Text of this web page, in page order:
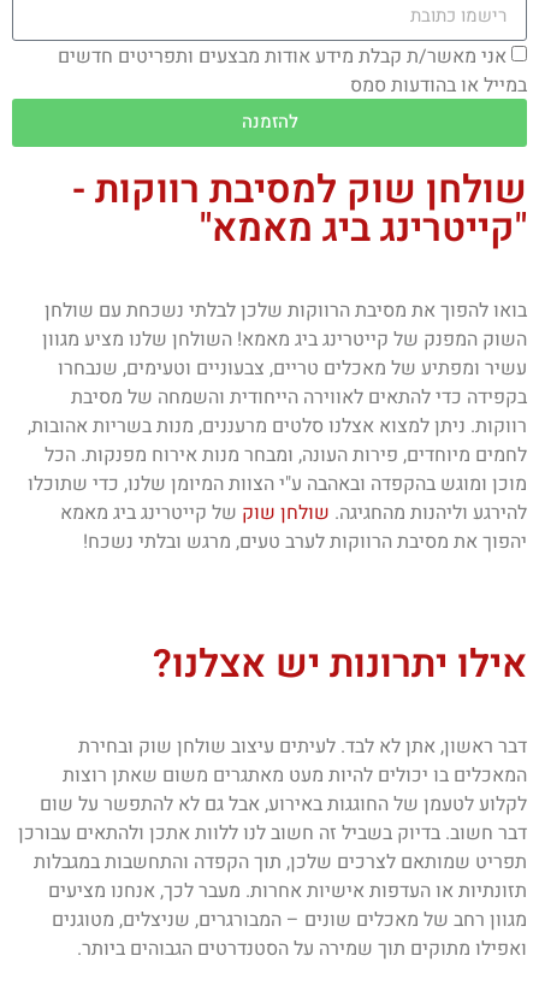
אני מאשר/ת קבלת מידע אודות מבצעים ותפריטים חדשים
במייל או בהודעות סמס
להזמנה
שולחן שוק למסיבת רווקות -
"קייטרינג ביג מאמא"
בואו להפוך את מסיבת הרווקות שלכן לבלתי נשכחת עם שולחן
השוק המפנק של קייטרינג ביג מאמא! השולחן שלנו מציע מגוון
עשיר ומפתיע של מאכלים טריים, צבעוניים וטעימים, שנבחרו
בקפידה כדי להתאים לאווירה הייחודית והשמחה של מסיבת
רווקות. ניתן למצוא אצלנו סלטים מרעננים, מנות בשריות אהובות,
לחמים מיוחדים, פירות העונה, ומבחר מנות אירוח מפנקות. הכל
מוכן ומוגש בהקפדה ובאהבה ע"י הצוות המיומן שלנו, כדי שתוכלו
להירגע וליהנות מהחגיגה. שולחן שוק של קייטרינג ביג מאמא
יהפוך את מסיבת הרווקות לערב טעים, מרגש ובלתי נשכח!
אילו יתרונות יש אצלנו?
דבר ראשון, אתן לא לבד. לעיתים עיצוב שולחן שוק ובחירת
המאכלים בו יכולים להיות מעט מאתגרים משום שאתן רוצות
לקלוע לטעמן של החוגגות באירוע, אבל גם לא להתפשר על שום
דבר חשוב. בדיוק בשביל זה חשוב לנו ללוות אתכן ולהתאים עבורכן
תפריט שמותאם לצרכים שלכן, תוך הקפדה והתחשבות במגבלות
תזונתיות או העדפות אישיות אחרות. מעבר לכך, אנחנו מציעים
מגוון רחב של מאכלים שונים – המבורגרים, שניצלים, מטוגנים
ואפילו מתוקים תוך שמירה על הסטנדרטים הגבוהים ביותר.